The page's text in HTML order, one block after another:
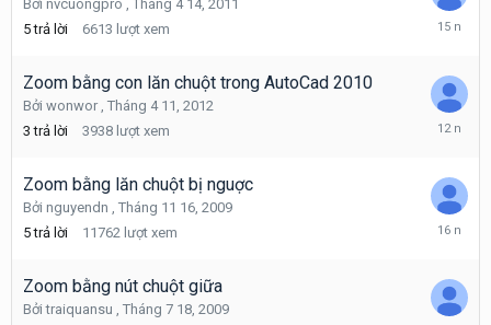
Bởi nvcuongpro , Tháng 4 14, 2011
5 trả lời 6613 lượt xem
Tháng
2011
Zoom bằng con lăn chuột trong AutoCad 2010
Bởi wonwor , Tháng 4 11, 2012
3 trả lời 3938 lượt xem
Tháng
2013
Zoom bằng lăn chuột bị nguợc
Bởi nguyendn , Tháng 11 16, 2009
5 trả lời 11762 lượt xem
Tháng
2010
Zoom bằng nút chuột giữa
Bởitraiquansu , Tháng 7 18, 2009